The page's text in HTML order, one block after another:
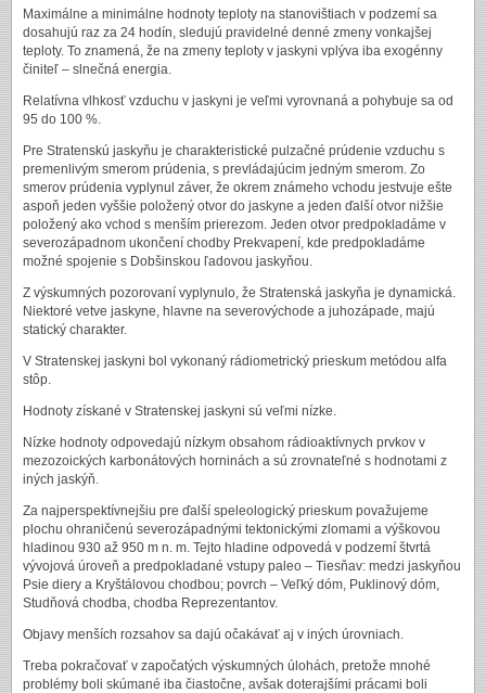
Maximálne a minimálne hodnoty teploty na stanovištiach v podzemí sa
dosahujú raz za 24 hodín, sledujú pravidelné denné zmeny vonkajšej
teploty. To znamená, že na zmeny teploty v jaskyni vplýva iba exogénny
činiteľ – slnečná energia.
Relatívna vlhkosť vzduchu v jaskyni je veľmi vyrovnaná a pohybuje sa od
95 do 100 %.
Pre Stratenskú jaskyňu je charakteristické pulzačné prúdenie vzduchu s
premenlivým smerom prúdenia, s prevládajúcim jedným smerom. Zo
smerov prúdenia vyplynul záver, že okrem známeho vchodu jestvuje ešte
aspoň jeden vyššie položený otvor do jaskyne a jeden ďalší otvor nižšie
položený ako vchod s menším prierezom. Jeden otvor predpokladáme v
severozápadnom ukončení chodby Prekvapení, kde predpokladáme
možné spojenie s Dobšinskou ľadovou jaskyňou.
Z výskumných pozorovaní vyplynulo, že Stratenská jaskyňa je dynamická.
Niektoré vetve jaskyne, hlavne na severovýchode a juhozápade, majú
statický charakter.
V Stratenskej jaskyni bol vykonaný rádiometrický prieskum metódou alfa
stôp.
Hodnoty získané v Stratenskej jaskyni sú veľmi nízke.
Nízke hodnoty odpovedajú nízkym obsahom rádioaktívnych prvkov v
mezozoických karbonátových horninách a sú zrovnateľné s hodnotami z
iných jaskýň.
Za najperspektívnejšiu pre ďalší speleologický prieskum považujeme
plochu ohraničenú severozápadnými tektonickými zlomami a výškovou
hladinou 930 až 950 m n. m. Tejto hladine odpovedá v podzemí štvrtá
vývojová úroveň a predpokladané vstupy paleo – Tiesňav: medzi jaskyňou
Psie diery a Kryštálovou chodbou; povrch – Veľký dóm, Puklinový dóm,
Studňová chodba, chodba Reprezentantov.
Objavy menších rozsahov sa dajú očakávať aj v iných úrovniach.
Treba pokračovať v započatých výskumných úlohách, pretože mnohé
problémy boli skúmané iba čiastočne, avšak doterajšími prácami boli